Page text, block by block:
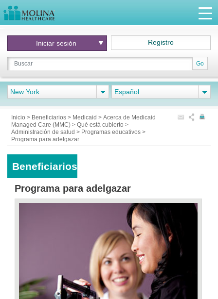
Go
Iniciar sesión Registro
New York Español
Inicio > Beneficiarios > Medicaid > Acerca de Medicaid
Managed Care (MMC) > Qué está cubierto >
Administración de salud > Programas educativos >
Programa para adelgazar
Beneficiarios
Programa para adelgazar